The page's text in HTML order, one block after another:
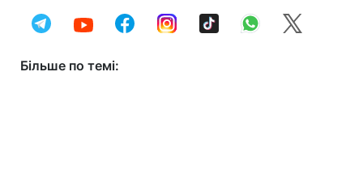
Більше по темі: